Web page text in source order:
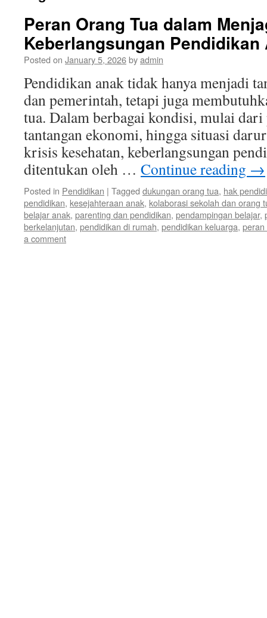
Peran Orang Tua dalam
Keberlangsungan Pendidikan
Posted on January 5, 2026byadmin
Pendidikan anak tidak hanya menjadi
dan pemerintah, tetapi juga
tua. Dalam berbagai kondisi, mulai dari
tantangan ekonomi, hingga situasi
krisis kesehatan, keberlangsungan
ditentukan oleh … Continue reading →
Posted in Pendidikan | Tagged dukungan orang tua, hak
pendidikan, kesejahteraan anak, kolaborasi sekolah dan orang
belajar anak, parenting dan pendidikan, pendampingan belajar,
berkelanjutan, pendidikan di rumah, pendidikan keluarga, peran
a comment